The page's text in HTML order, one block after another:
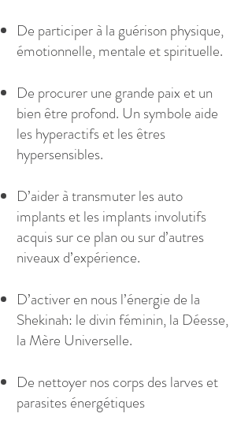
De participer à la guérison physique,
émotionnelle, mentale et spirituelle.
De procurer une grande paix et un
bien être profond. Un symbole aide
les hyperactifs et les êtres
hypersensibles.
D’aider à transmuter les auto
implants et les implants involutifs
acquis sur ce plan ou sur d’autres
niveaux d’expérience.
D’activer en nous l’énergie de la
Shekinah: le divin féminin, la Déesse,
la Mère Universelle.
De nettoyer nos corps des larves et
parasites énergétiques